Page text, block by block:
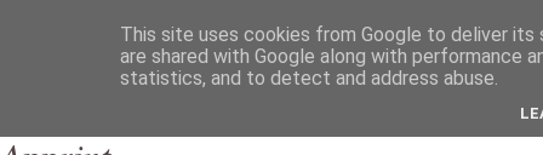
Latvijas labākās mājas lapas
This site uses cookies from Google to deliver its
are shared with Google along with performance
statistics, and to detect and address abuse.